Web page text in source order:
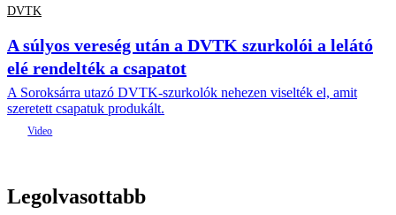
DVTK
A súlyos vereség után a DVTK szurkolói a lelátó
elé rendelték a csapatot
A Soroksárra utazó DVTK-szurkolók nehezen viselték el, amit
szeretett csapatuk produkált.
Legolvasottabb